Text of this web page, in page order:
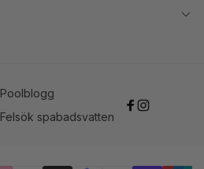
Poolblogg
Felsök spabadsvatten Facebook
Instagram